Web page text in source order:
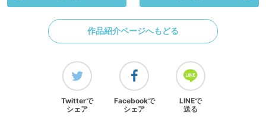
作品紹介ページへもどる
Twitterで
シェア
Facebookで
シェア
LINEで
送る